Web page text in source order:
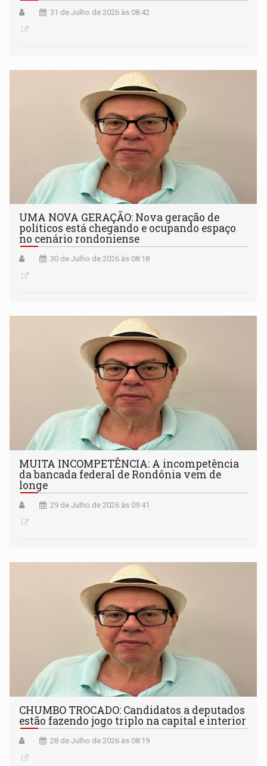
31 de Julho de 2026 às 08:42
UMA NOVA GERAÇÃO: Nova geração de
políticos está chegando e ocupando espaço
no cenário rondoniense
30 de Julho de 2026 às 08:18
MUITA INCOMPETÊNCIA: A incompetência
da bancada federal de Rondônia vem de
longe
29 de Julho de 2026 às 09:41
CHUMBO TROCADO: Candidatos a deputados
estão fazendo jogo triplo na capital e interior
28 de Julho de 2026 às 08:19